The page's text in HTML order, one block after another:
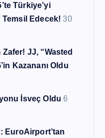
Türkiye’yi
Temsil Edecek! 30
JJ, “Wasted
Kazananı Oldu
İsveç Oldu 6
EuroAirport’tan